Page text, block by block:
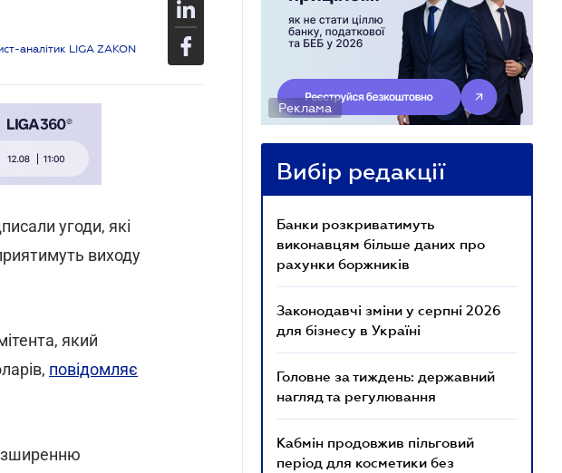
аналітик LIGA ZAKON
угоди, які
виходу
який
повідомляє
Реклама
Вибір редакції
Банки розкриватимуть
виконавцям більше даних про
рахунки боржників
Законодавчі зміни у серпні 2026
для бізнесу в Україні
Головне за тиждень: державний
нагляд та регулювання
Кабмін продовжив пільговий
період для косметики без